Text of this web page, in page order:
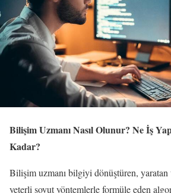
Bilişim Uzmanı Nasıl Olunur? Ne İş
Kadar?
Bilişim uzmanı bilgiyi dönüştüren, yaratan
yeterli soyut yöntemlerle formüle eden